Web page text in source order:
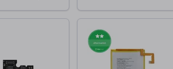
Διαθεσιμότητα
παρακολούθησης